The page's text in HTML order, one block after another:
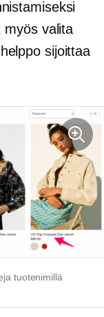
myös valita
sijoittaa
tuotenimillä